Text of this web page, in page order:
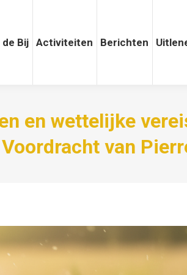
de Bij Activiteiten Berichten
en wettelijke
Voordracht van
Activiteiten Berichten Uitlenen